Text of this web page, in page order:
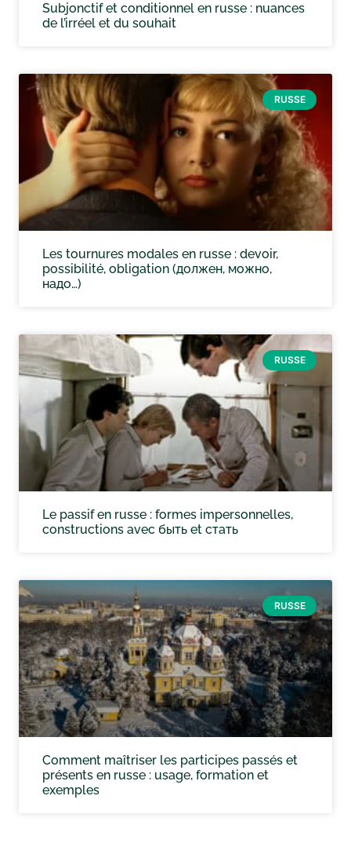
Subjonctif et conditionnel en russe : nuances
de l’irréel et du souhait
RUSSE
Les tournures modales en russe : devoir,
possibilité, obligation (должен, можно,
надо…)
RUSSE
Le passif en russe : formes impersonnelles,
constructions avec быть et стать
RUSSE
Comment maîtriser les participes passés et
présents en russe : usage, formation et
exemples